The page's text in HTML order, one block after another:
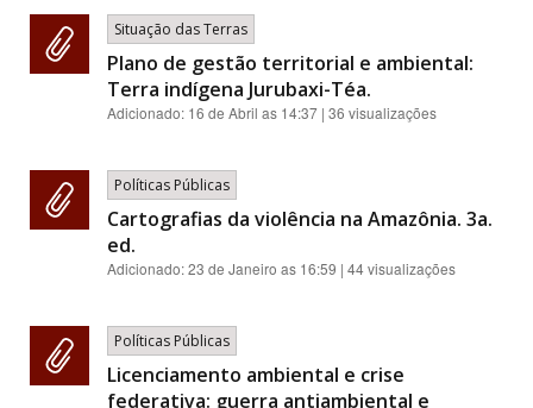
Situação das Terras
Plano de gestão territorial e ambiental:
Terra indígena Jurubaxi-Téa.
Adicionado: 16 de Abril as 14:37 | 36 visualizações
Políticas Públicas
Cartografias da violência na Amazônia. 3a.
ed.
Adicionado:23 de Janeiro as 16:59 | 44 visualizações
Políticas Públicas
Licenciamento ambiental e crise
federativa: guerra antiambiental e